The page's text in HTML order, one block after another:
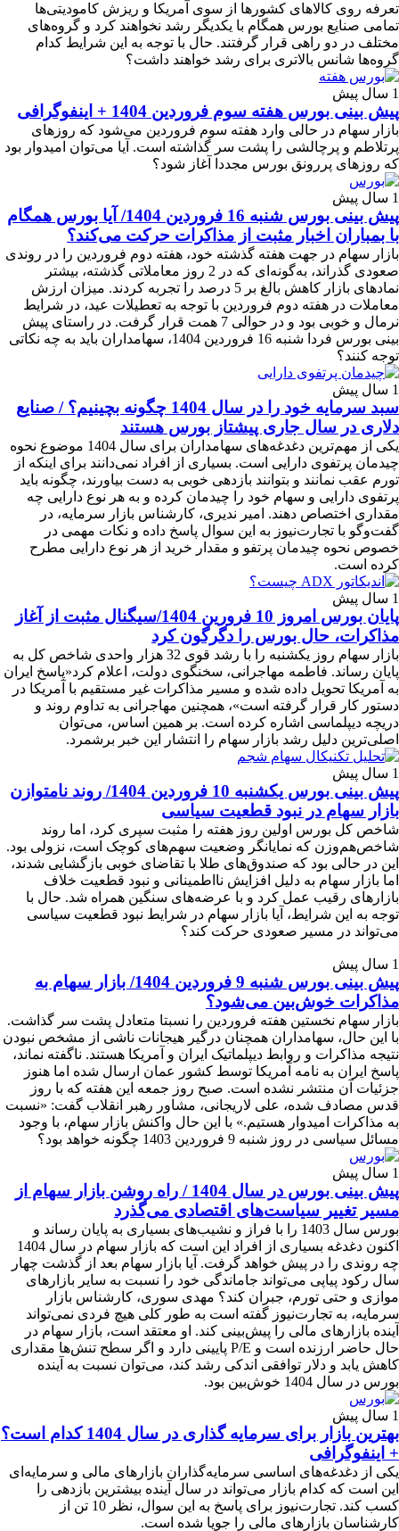
تعرفه روی کالاهای کشورها از سوی آمریکا و ریزش کامودیتی‌ها
تمامی صنایع بورس همگام با یکدیگر رشد نخواهند کرد و گروه‌های
مختلف در دو راهی قرار گرفتند. حال با توجه به این شرایط کدام
گروه‌ها شانس بالاتری برای رشد خواهند داشت؟
1 سال پیش
پیش بینی بورس هفته سوم فروردین 1404 + اینفوگرافی
بازار سهام در حالی وارد هفته سوم فروردین می‌شود که روزهای
پر‌تلاطم و پرچالشی را پشت سر گذاشته است. آیا می‌توان امیدوار بود
که روزهای پررونق بورس مجددا آغاز شود؟
1 سال پیش
پیش بینی بورس شنبه 16 فروردین 1404/ آیا بورس همگام
با بمباران اخبار مثبت از مذاکرات حرکت می‌کند؟
بازار سهام در جهت هفته گذشته خود، هفته دوم فروردین را در روندی
صعودی گذراند، به‌گونه‌ای که در 2 روز معاملاتی گذشته، بیشتر
نماد‌های بازار کاهش بالغ بر 5 درصد را تجربه کردند. میزان ارزش
معاملات در هفته دوم فروردین با توجه به تعطیلات عید، در شرایط
نرمال و خوبی بود و در حوالی 7 همت قرار گرفت. در راستای پیش
بینی بورس فردا شنبه 16 فروردین 1404، سهامداران باید به چه نکاتی
توجه کنند؟
1 سال پیش
سبد سرمایه خود را در سال 1404 چگونه بچینیم؟ / صنایع
دلاری در سال جاری پیشتاز بورس هستند
یکی از مهم‌ترین دغدغه‌های سهامداران برای سال 1404 موضوع نحوه
چیدمان پرتفوی دارایی است. بسیاری از افراد نمی‌دانند برای اینکه از
تورم عقب نمانند و بتوانند بازدهی خوبی به دست بیاورند، چگونه باید
پرتفوی دارایی و سهام خود را چیدمان کرده و به هر نوع دارایی چه
مقداری اختصاص دهند. امیر ندیری، کارشناس بازار سرمایه، در
گفت‌وگو با تجارت‌نیوز به این سوال پاسخ داده و نکات مهمی در
خصوص نحوه چیدمان پرتفو و مقدار خرید از هر نوع دارایی مطرح
کرده است.
1 سال پیش
پایان بورس امروز 10 فرورین 1404/سیگنال مثبت از آغاز
مذاکرات، حال بورس را دگرگون کرد
بازار سهام روز یکشنبه را با رشد قوی 32 هزار واحدی شاخص کل به
پایان رساند. فاطمه مهاجرانی، سخنگوی دولت، اعلام کرد«پاسخ ایران
به آمریکا تحویل داده شده و مسیر مذاکرات غیر مستقیم با آمریکا در
دستور کار قرار گرفته است»، همچنین مهاجرانی به تداوم روند و
دریچه دیپلماسی اشاره کرده است. بر همین اساس، می‌توان
اصلی‌ترین دلیل رشد بازار سهام را انتشار این خبر برشمرد.
1 سال پیش
پیش بینی بورس یکشنبه 10 فروردین 1404/ روند نامتوازن
بازار سهام در نبود قطعیت سیاسی
شاخص کل بورس اولین روز هفته را مثبت سپری کرد، اما روند
شاخص‎‌هم‌وزن که نمایانگر وضعیت سهم‌های کوچک است، نزولی بود.
این در حالی بود که صندوق‌های طلا با تقاضای خوبی بازگشایی شدند،
اما بازار سهام به دلیل افزایش نااطمینانی و نبود قطعیت خلاف
بازارهای رقیب عمل کرد و با عرضه‌های سنگین همراه شد. حال با
توجه به این شرایط، آیا بازار سهام در شرایط نبود قطعیت سیاسی
می‌تواند در مسیر صعودی حرکت کند؟
1 سال پیش
پیش بینی بورس شنبه 9 فروردین 1404/ بازار سهام به
مذاکرات خوش‌بین می‌شود؟
بازار سهام نخستین هفته فروردین را نسبتا متعادل پشت سر گذاشت.
با این حال، سهامداران همچنان درگیر هیجانات ناشی از مشخص نبودن
نتیجه مذاکرات و روابط دیپلماتیک ایران و آمریکا هستند. ناگفته نماند،
پاسخ ایران به نامه آمریکا توسط کشور عمان ارسال شده اما هنوز
جزئیات آن منتشر نشده است. صبح روز جمعه این هفته که با روز
قدس مصادف شده، علی لاریجانی، مشاور رهبر انقلاب گفت: «نسبت
به مذاکرات امیدوار هستیم.» با این حال واکنش بازار سهام، با وجود
مسائل سیاسی در روز شنبه 9 فروردین 1403 چگونه خواهد بود؟
1 سال پیش
پیش بینی بورس در سال 1404 / راه روشن بازار سهام از
مسیر تغییر سیاست‌های اقتصادی می‌گذرد
بورس سال 1403 را با فراز و نشیب‌های بسیاری به پایان رساند و
اکنون دغدغه بسیاری از افراد این است که بازار سهام در سال 1404
چه روندی را در پیش خواهد گرفت. آیا بازار سهام بعد از گذشت چهار
سال رکود پیاپی می‌تواند جاماندگی خود را نسبت به سایر بازارهای
موازی و حتی تورم، جبران کند؟ مهدی سوری، کارشناس بازار
سرمایه، به تجارت‌نیوز گفته است به طور کلی هیچ فردی نمی‌تواند
آینده بازارهای مالی را پیش‌بینی کند. او معتقد است، بازار سهام در
حال حاضر ارزنده است و P/E پایینی دارد و اگر سطح تنش‌ها مقداری
کاهش یابد و دلار توافقی اندکی رشد کند، می‌توان نسبت به آینده
بورس در سال 1404 خوش‌بین بود.
1 سال پیش
بهترین بازار برای سرمایه گذاری در سال 1404 کدام است؟
+ اینفوگرافی
یکی از دغدغه‌های اساسی سرمایه‌گذاران بازارهای مالی و سرمایه‌ای
این است که کدام بازار می‌تواند در سال آینده بیشترین بازدهی را
کسب کند. تجارت‌نیوز برای پاسخ به این سوال، نظر 10 تن از
کارشناسان بازارهای مالی را جویا شده است.